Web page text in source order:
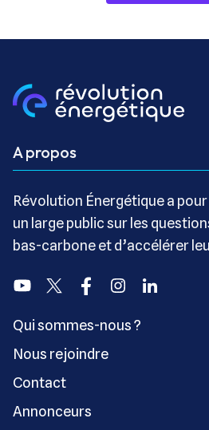
A propos
Révolution Énergétique a
un large public sur les
bas-carbone et d’accélérer
YoutubeTwitter FacebookInstagramLinkedin
Qui sommes-nous ?
Nous rejoindre
Contact
Annonceurs